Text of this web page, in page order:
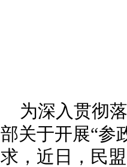
为深入贯彻
部关于开展“参
求，近日，民